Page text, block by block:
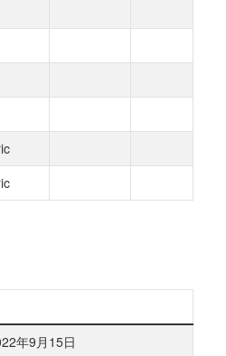
年9月15日